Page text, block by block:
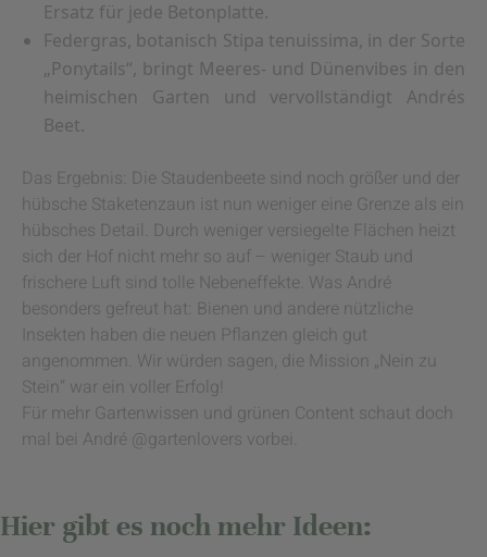
Ersatz für jede Betonplatte.
Federgras, botanisch Stipa tenuissima, in der Sorte
„Ponytails“, bringt Meeres- und Dünenvibes in den
heimischen Garten und vervollständigt Andrés
Beet.
Das Ergebnis: Die Staudenbeete sind noch größer und der
hübsche Staketenzaun ist nun weniger eine Grenze als ein
hübsches Detail. Durch weniger versiegelte Flächen heizt
sich der Hof nicht mehr so auf – weniger Staub und
frischere Luft sind tolle Nebeneffekte. Was André
besonders gefreut hat: Bienen und andere nützliche
Insekten haben die neuen Pflanzen gleich gut
angenommen. Wir würden sagen, die Mission „Nein zu
Stein“ war ein voller Erfolg!
Für mehr Gartenwissen und grünen Content schaut doch
mal bei André @gartenlovers vorbei.
Hier gibt es noch mehr Ideen: